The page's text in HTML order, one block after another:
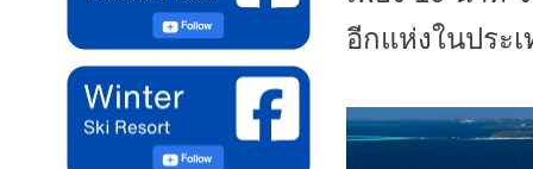
อีกแห่งในประ